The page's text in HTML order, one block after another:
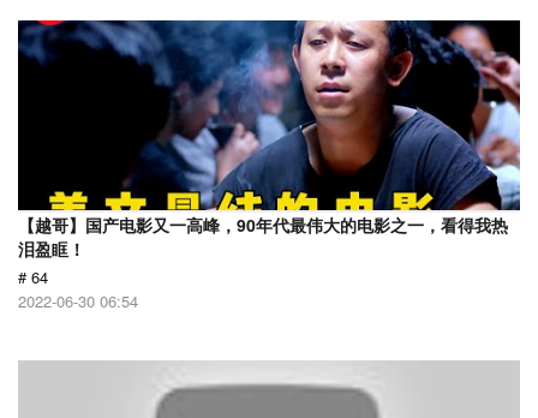
【越哥】国产电影又一高峰，90年代最伟大的电影之一，看得我热
泪盈眶！
# 64
2022-06-30 06:54